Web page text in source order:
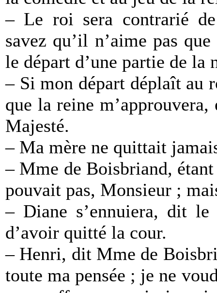
– Le roi sera contrarié
savez qu’il n’aime pas
le départ d’une partie de
– Si mon départ déplaît au
que la reine
Majesté.
– Ma mère ne quittait
– Mme de Boisbriand,
pouvait pas, Monsieur ;
– Diane s’ennuiera, dit
d’avoir quitté la cour.
– Henri, dit Mme de
toute ma pensée ; je ne